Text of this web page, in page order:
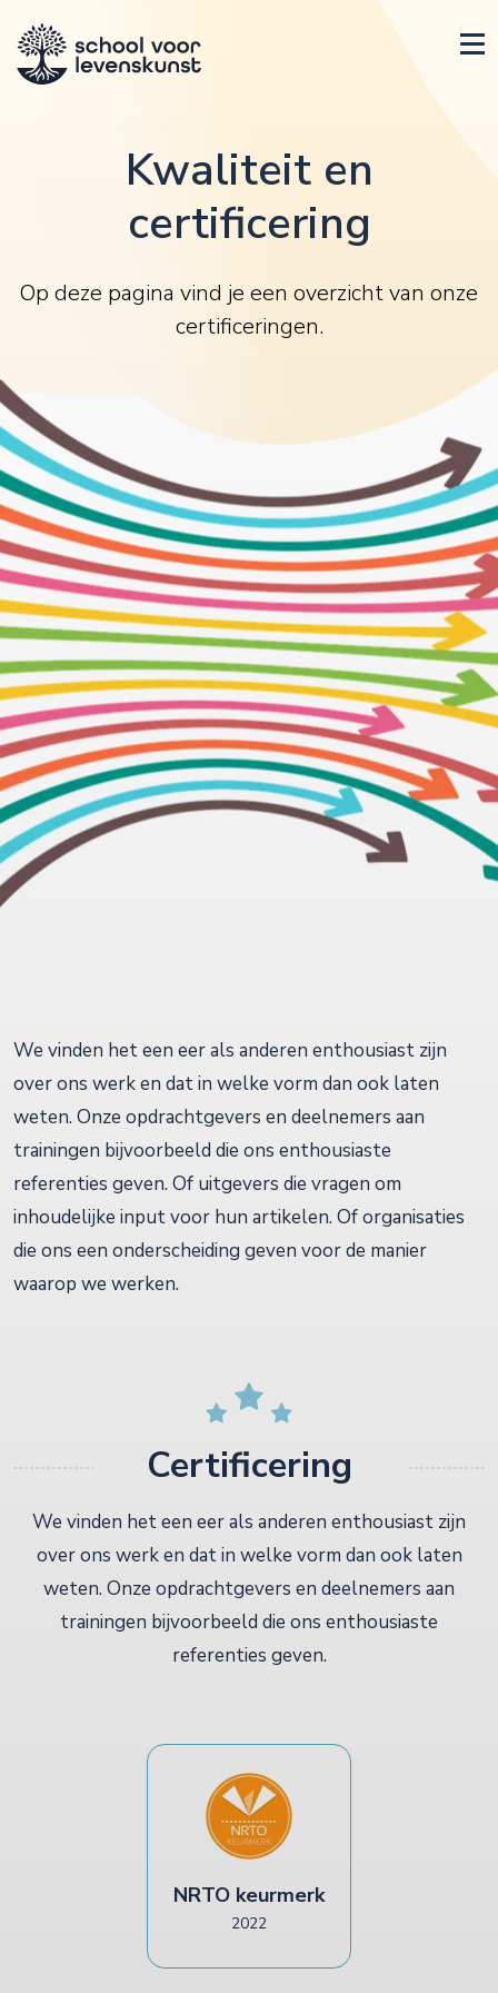
Kwaliteit en
certificering
Op deze pagina vind je een overzicht van onze
certificeringen.
We vinden het een eer als anderen enthousiast zijn
over ons werk en dat in welke vorm dan ook laten
weten. Onze opdrachtgevers en deelnemers aan
trainingen bijvoorbeeld die ons enthousiaste
referenties geven. Of uitgevers die vragen om
inhoudelijke input voor hun artikelen. Of organisaties
die ons een onderscheiding geven voor de manier
waarop we werken.
Certificering
We vinden het een eer als anderen enthousiast zijn
over ons werk en dat in welke vorm dan ook laten
weten. Onze opdrachtgevers en deelnemers aan
trainingen bijvoorbeeld die ons enthousiaste
referenties geven.
NRTO keurmerk
2022